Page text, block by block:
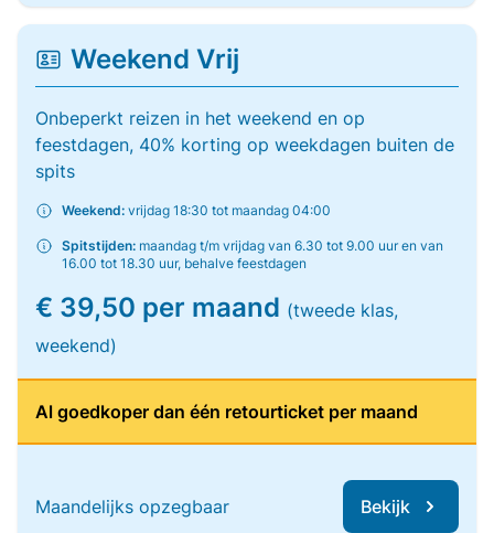
Weekend Vrij
Onbeperkt reizen in het weekend en op
feestdagen, 40% korting op weekdagen buiten de
spits
Weekend: vrijdag 18:30 tot maandag 04:00
Spitstijden: maandag t/m vrijdag van 6.30 tot 9.00 uur en van
16.00 tot 18.30 uur, behalve feestdagen
€ 39,50 per maand (tweede klas,
weekend)
Al goedkoper dan één retourticket per maand
Maandelijks opzegbaar Bekijk